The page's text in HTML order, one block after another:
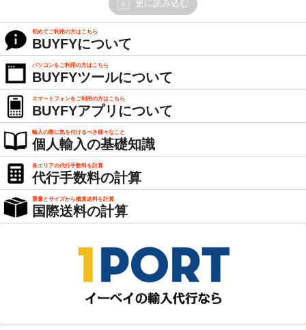
更に読み込む
初めてご利用の方はこちら
BUYFYについて
パソコンをご利用の方はこちら
BUYFYツールについて
スマートフォンをご利用の方はこちら
BUYFYアプリについて
輸入の際に気を付けるべき様々なこと
個人輸入の基礎知識
各エリアの代行手数料を計算
代行手数料の計算
重量とサイズから概算送料を計算
国際送料の計算